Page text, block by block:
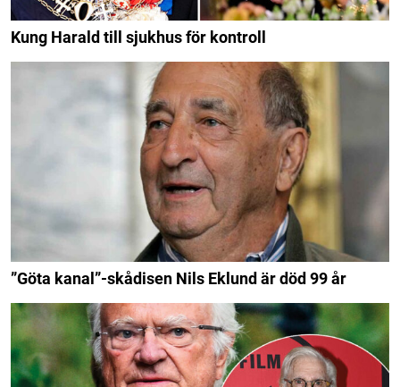
Kung Harald till sjukhus för kontroll
”Göta kanal”-skådisen Nils Eklund är död 99 år